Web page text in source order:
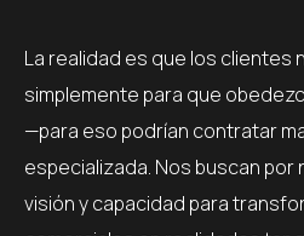
La realidad es que los clientes
simplemente para que
—para eso podrían contratar
especializada. Nos buscan por
visión y capacidad para